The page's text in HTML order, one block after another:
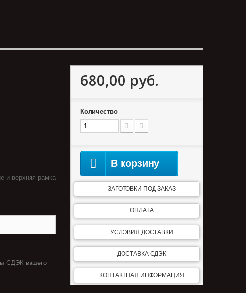
и верхняя рамка
СДЭК вашего
680,00 руб.
Количество
В корзину
ЗАГОТОВКИ ПОД ЗАКАЗ
ОПЛАТА
УСЛОВИЯ ДОСТАВКИ
ДОСТАВКА СДЭК
КОНТАКТНАЯ ИНФОРМАЦИЯ